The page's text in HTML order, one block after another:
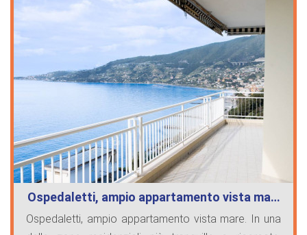
Ospedaletti, ampio appartamento vista ma…
Ospedaletti, ampio appartamento vista mare. In una